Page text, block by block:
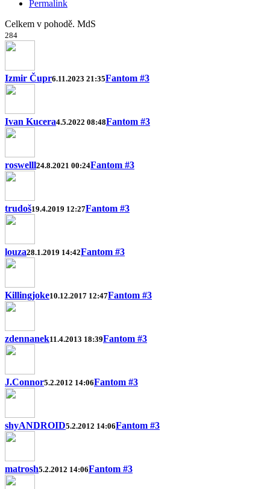
Permalink
Celkem v pohodě. MdS
284
Izmir Čupr6.11.2023 21:35Fantom #3
Ivan Kucera4.5.2022 08:48Fantom #3
roswelll24.8.2021 00:24Fantom #3
trudoš19.4.2019 12:27Fantom #3
louza28.1.2019 14:42Fantom #3
Killingjoke10.12.2017 12:47Fantom #3
zdennanek11.4.2013 18:39Fantom #3
J.Connor5.2.2012 14:06Fantom #3
shyANDROID5.2.2012 14:06Fantom #3
matrosh5.2.2012 14:06Fantom #3